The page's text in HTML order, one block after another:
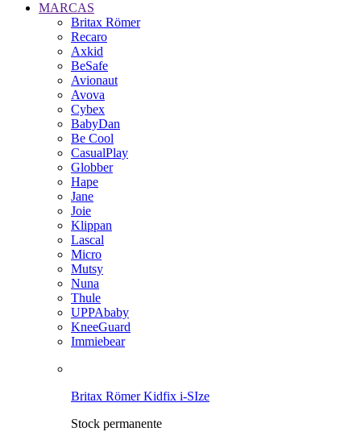
MARCAS
Britax Römer
Recaro
Axkid
BeSafe
Avionaut
Avova
Cybex
BabyDan
Be Cool
CasualPlay
Globber
Hape
Jane
Joie
Klippan
Lascal
Micro
Mutsy
Nuna
Thule
UPPAbaby
KneeGuard
Immiebear
Britax Römer Kidfix i-SIze
Stock permanente